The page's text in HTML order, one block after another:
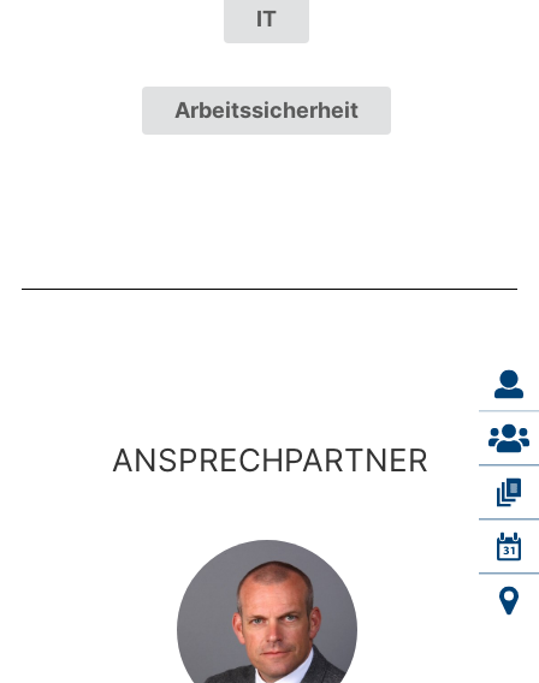
IT
Arbeitssicherheit
ANSPRECHPARTNER